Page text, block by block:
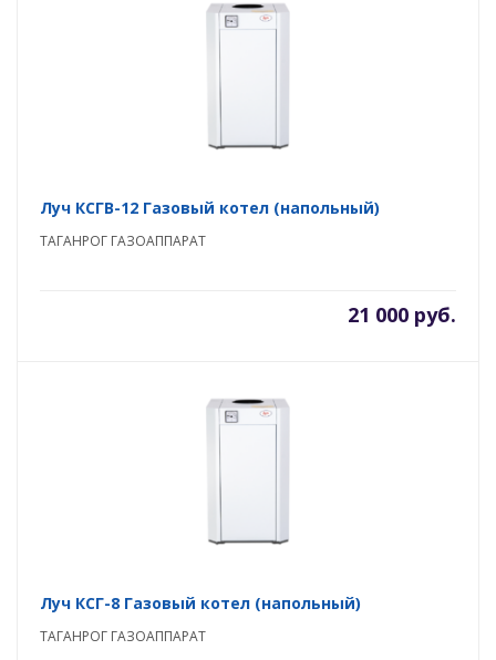
Луч КСГВ-12 Газовый котел (напольный)
ТАГАНРОГ ГАЗОАППАРАТ
21 000 руб.
Луч КСГ-8 Газовый котел (напольный)
ТАГАНРОГ ГАЗОАППАРАТ